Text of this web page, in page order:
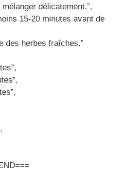
délicatement.”,
15-20 minutes avant de
des herbes fraîches.”